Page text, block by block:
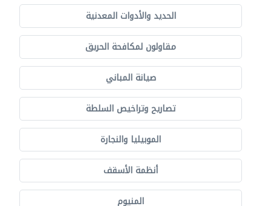
الحديد والأدوات المعدنية
مقاولون لمكافحة الحريق
صيانة المباني
تصاريح وتراخيص السلطة
الموبيليا والنجارة
أنظمة الأسقف
المنيوم